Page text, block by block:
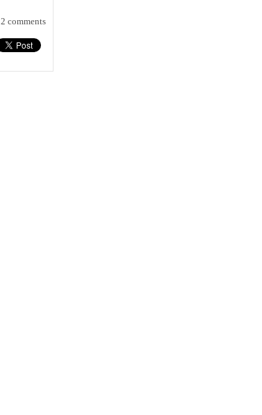
2 comments